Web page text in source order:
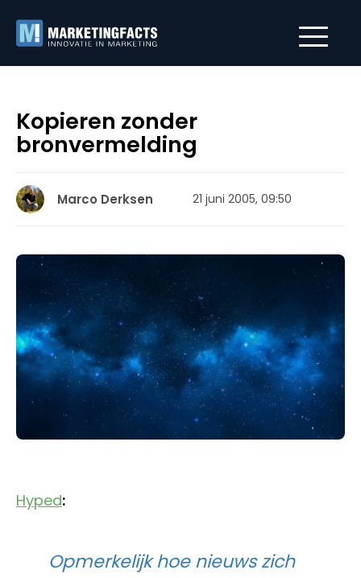
Kopieren zonder
bronvermelding
Marco Derksen 21 juni 2005, 09:50
Hyped:
Opmerkelijk hoe nieuws zich